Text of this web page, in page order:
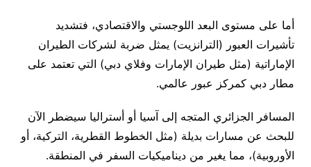
أما على مستوى البعد اللوجستي والاقتصادي، فتشديد
تأشيرات العبور (الترانزيت) يمثل ضربة لشركات الطيران
الإماراتية (مثل طيران الإمارات وفلاي دبي) التي تعتمد على
مطار دبي كمركز عبور عالمي.
المسافر الجزائري المتجه إلى آسيا أو أستراليا سيضطر الآن
للبحث عن مسارات بديلة (مثل الخطوط القطرية، التركية، أو
الأوروبية)، مما يغير من ديناميكيات السفر في المنطقة.